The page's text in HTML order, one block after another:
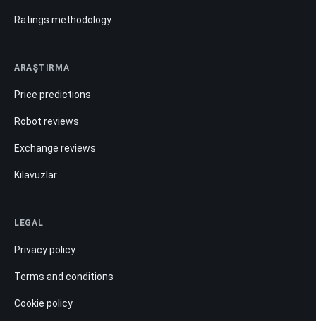
Ratings methodology
ARAŞTIRMA
Price predictions
Robot reviews
Exchange reviews
Kılavuzlar
LEGAL
Privacy policy
Terms and conditions
Cookie policy